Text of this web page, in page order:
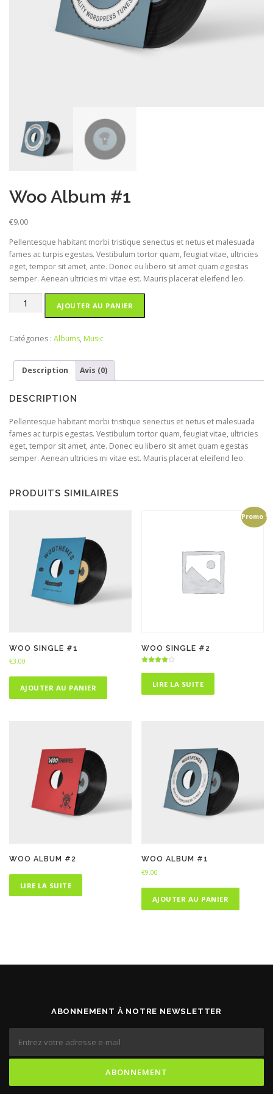
Woo Album #1
€9.00
Pellentesque habitant morbi tristique senectus et netus et malesuada
fames ac turpis egestas. Vestibulum tortor quam, feugiat vitae, ultricies
eget, tempor sit amet, ante. Donec eu libero sit amet quam egestas
semper. Aenean ultricies mi vitae est. Mauris placerat eleifend leo.
quantité
Album
AJOUTER AU PANIER
Catégories : Albums, Music
Description Avis (0)
DESCRIPTION
Pellentesque habitant morbi tristique senectus et netus et malesuada
fames ac turpis egestas. Vestibulum tortor quam, feugiat vitae, ultricies
eget, tempor sit amet, ante. Donec eu libero sit amet quam egestas
semper. Aenean ultricies mi vitae est. Mauris placerat eleifend leo.
PRODUITS SIMILAIRES
WOO SINGLE #1
€3.00
AJOUTER AU PANIER
Promo !
WOO SINGLE #2
4.00
sur 5LIRE LA SUITE
WOO ALBUM #2
LIRE LA SUITE
WOO ALBUM #1
€9.00
AJOUTER AU PANIER
ABONNEMENT À NOTRE NEWSLETTER